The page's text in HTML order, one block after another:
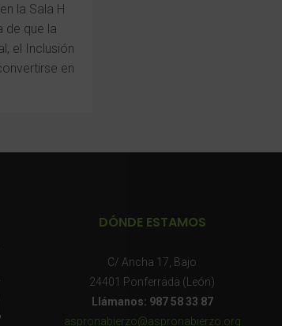
la Sala H
de que la
el Inclusión
en
DÓNDE ESTAMOS
C/ Ancha 17, Bajo
24401 Ponferrada (León)
Llámanos: 987 58 33 87
aspronabierzo@aspronabierzo.org